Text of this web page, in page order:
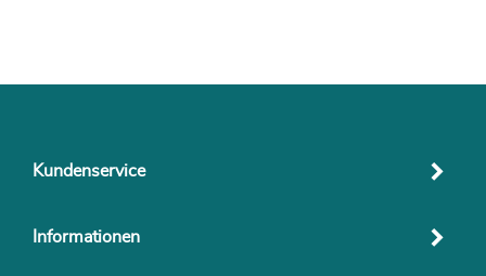
Kundenservice
Informationen